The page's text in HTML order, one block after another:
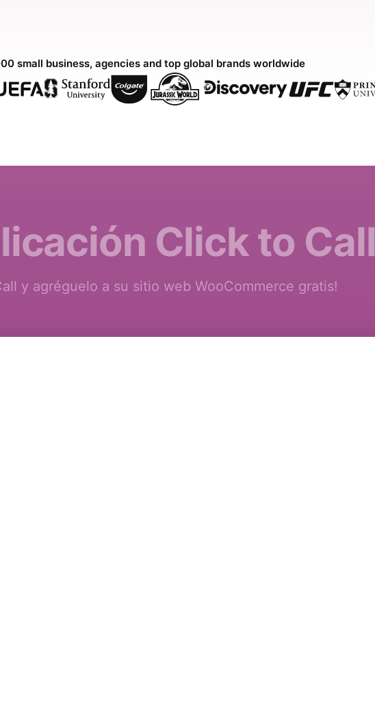
small business, agencies and top global brands worldwide
Click to Call
y agréguelo a su sitio web WooCommerce gratis!